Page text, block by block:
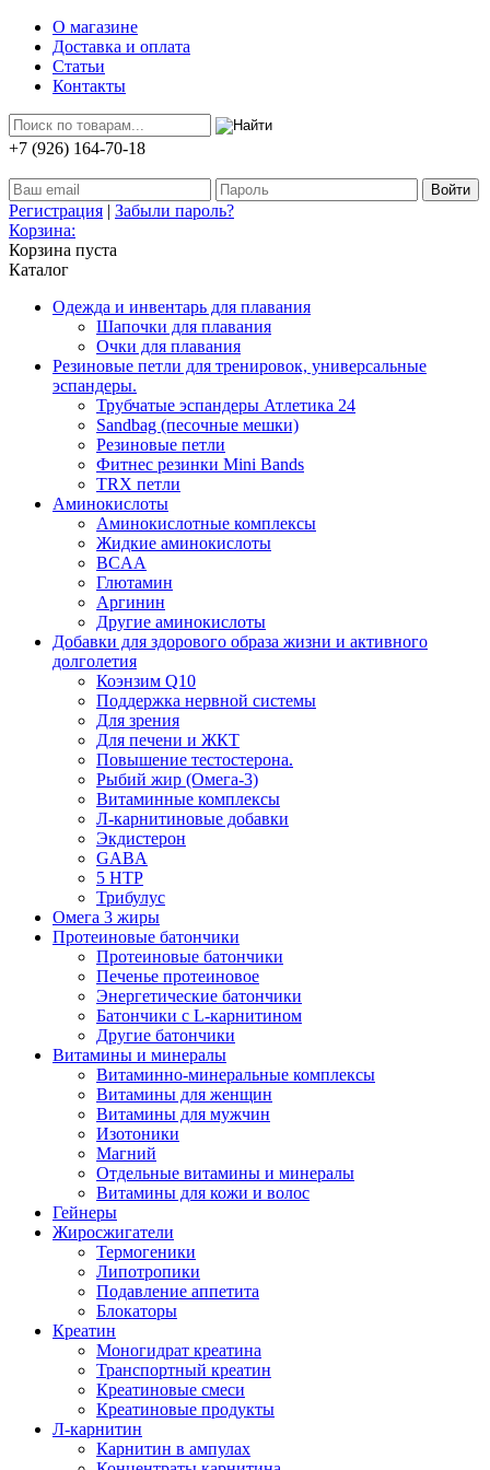
О магазине
Доставка и оплата
Статьи
Контакты
+7 (926) 164-70-18
Регистрация | Забыли пароль?
Корзина:
Корзина пуста
Каталог
Одежда и инвентарь для плавания
Шапочки для плавания
Очки для плавания
Резиновые петли для тренировок, универсальные
эспандеры.
Трубчатые эспандеры Атлетика 24
Sandbag (песочные мешки)
Резиновые петли
Фитнес резинки Mini Bands
TRX петли
Аминокислоты
Аминокислотные комплексы
Жидкие аминокислоты
BCAA
Глютамин
Аргинин
Другие аминокислоты
Добавки для здорового образа жизни и активного
долголетия
Коэнзим Q10
Поддержка нервной системы
Для зрения
Для печени и ЖКТ
Повышение тестостерона.
Рыбий жир (Омега-3)
Витаминные комплексы
Л-карнитиновые добавки
Экдистерон
GABA
5 HTP
Трибулус
Омега 3 жиры
Протеиновые батончики
Протеиновые батончики
Печенье протеиновое
Энергетические батончики
Батончики с L-карнитином
Другие батончики
Витамины и минералы
Витаминно-минеральные комплексы
Витамины для женщин
Витамины для мужчин
Изотоники
Магний
Отдельные витамины и минералы
Витамины для кожи и волос
Гейнеры
Жиросжигатели
Термогеники
Липотропики
Подавление аппетита
Блокаторы
Креатин
Моногидрат креатина
Транспортный креатин
Креатиновые смеси
Креатиновые продукты
Л-карнитин
Карнитин в ампулах